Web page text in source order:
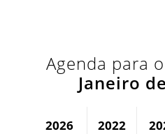
Agenda para
Janeiro
2026 2022